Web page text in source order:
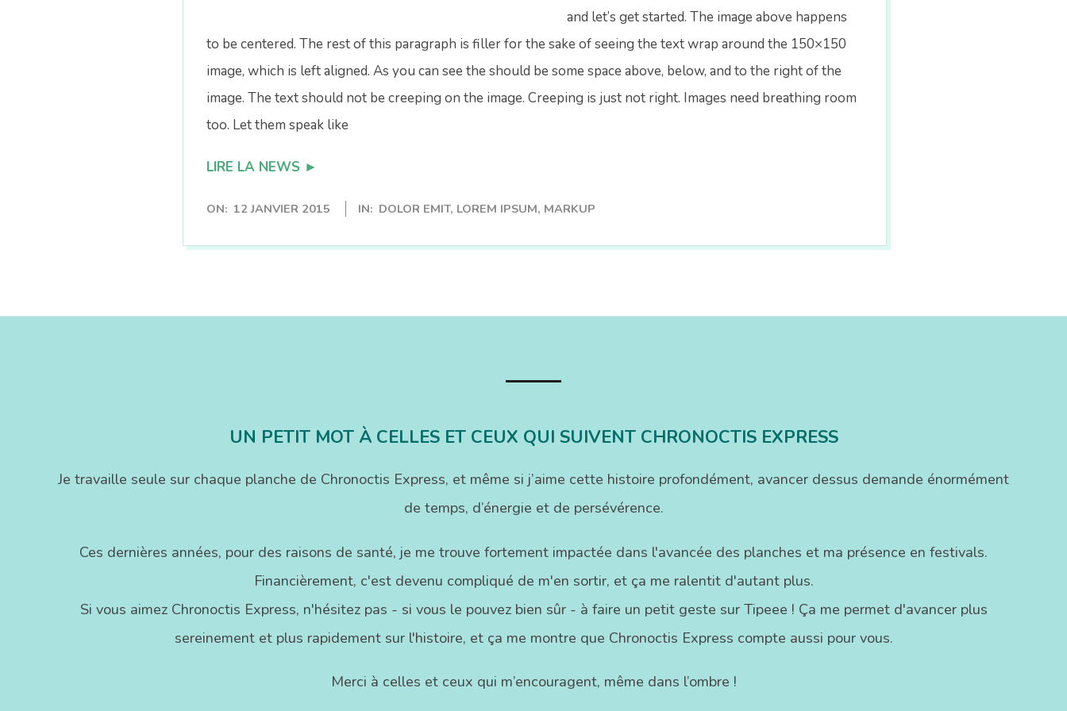
and let’s get started. The image above happens
to be centered. The rest of this paragraph is filler for the sake of seeing the text wrap around the 150×150
image, which is left aligned. As you can see the should be some space above, below, and to the right of the
image. The text should not be creeping on the image. Creeping is just not right. Images need breathing room
too. Let them speak like
LIRE LA NEWS ►
2015-
ON: 12 JANVIER 2015 IN: DOLOR EMIT, LOREM IPSUM, MARKUP
UN PETIT MOT À CELLES ET CEUX QUI SUIVENT CHRONOCTIS EXPRESS
Je travaille seule sur chaque planche de Chronoctis Express, et même si j’aime cette histoire profondément, avancer dessus demande énormément
de temps, d’énergie et de persévérence.
Ces dernières années, pour des raisons de santé, je me trouve fortement impactée dans l'avancée des planches et ma présence en festivals.
Financièrement, c'est devenu compliqué de m'en sortir, et ça me ralentit d'autant plus.
Si vous aimez Chronoctis Express, n'hésitez pas - si vous le pouvez bien sûr - à faire un petit geste sur Tipeee ! Ça me permet d'avancer plus
sereinement et plus rapidement sur l'histoire, et ça me montre que Chronoctis Express compte aussi pour vous.
Merci à celles et ceux qui m’encouragent, même dans l’ombre !